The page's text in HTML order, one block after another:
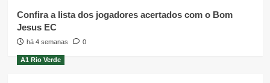
Confira a lista dos jogadores acertados com o Bom
Jesus EC
há 4 semanas 0
A1 Rio Verde